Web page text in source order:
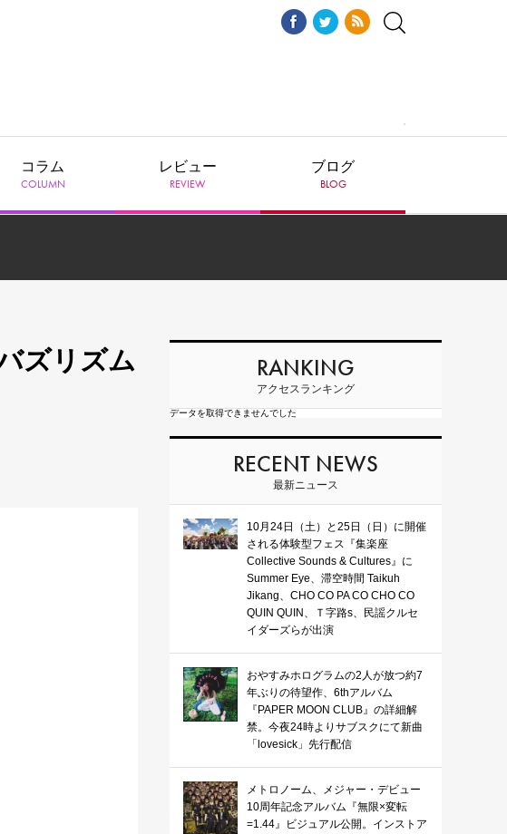
コラム
COLUMN
レビュー
REVIEW
ブログ
BLOG
ズリズム
RANKING
アクセスランキング
データを取得できませんでした
RECENT NEWS
最新ニュース
10月24日（土）と25日（日）に開催
される体験型フェス『集楽座
Collective Sounds & Cultures』に
Summer Eye、滞空時間 Taikuh
Jikang、CHO CO PA CO CHO CO
QUIN QUIN、Ｔ字路s、民謡クルセ
イダーズらが出演
おやすみホログラムの2人が放つ約7
年ぶりの待望作、6thアルバム
『PAPER MOON CLUB』の詳細解
禁。今夜24時よりサブスクにて新曲
「lovesick」先行配信
メトロノーム、メジャー・デビュー
10周年記念アルバム『無限×変転
=1.44』ビジュアル公開。インストア